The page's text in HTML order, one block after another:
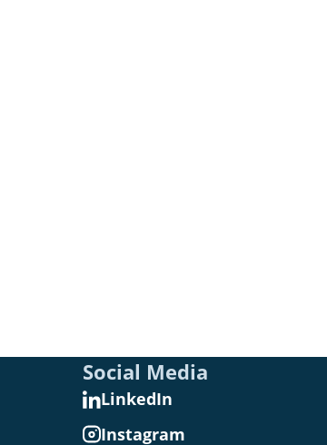
Social Media
LinkedIn
Instagram